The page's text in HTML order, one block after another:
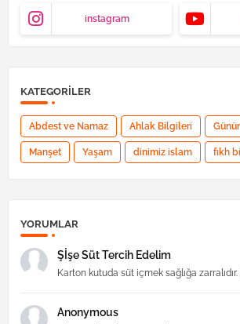
instagram
KATEGORILER
Abdest ve Namaz Ahlak Bilgileri
Manşet Yaşam dinimiz islam fıkh
YORUMLAR
Şİşe Süt Tercih Edelim
Karton kutuda süt içmek sağlığa zarralıdır.
Anonymous